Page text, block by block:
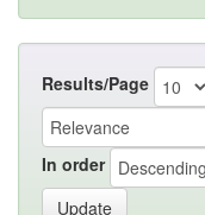
Results/Page
In order